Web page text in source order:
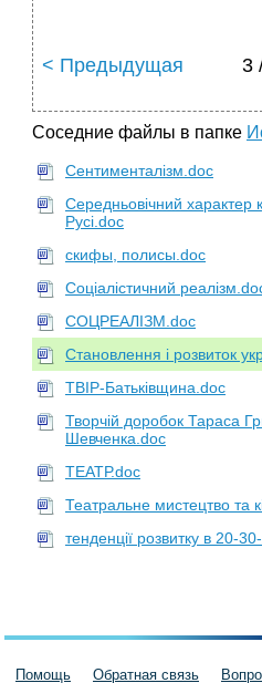
< Предыдущая 3
Соседние файлы в папке
Сентименталізм.doc
Середньовічний характер
Русі.doc
скифы, полисы.doc
Соціалістичний
СОЦРЕАЛІЗМ.doc
Становлення і розвиток
ТВІР-Батьківщина.doc
Творчій доробок Тараса
Шевченка.doc
ТЕАТР.doc
Театральне мистецтво та
тенденції розвитку в 20-
Помощь Обратная связь